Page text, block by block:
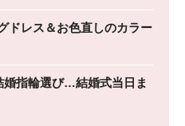
ドレス＆お色直しのカラー
婚指輪選び…結婚式当日ま